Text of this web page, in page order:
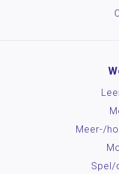
Meer-/
Spel/